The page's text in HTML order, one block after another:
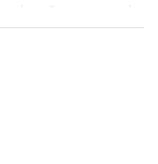
o progresie
clară și
intermediară și